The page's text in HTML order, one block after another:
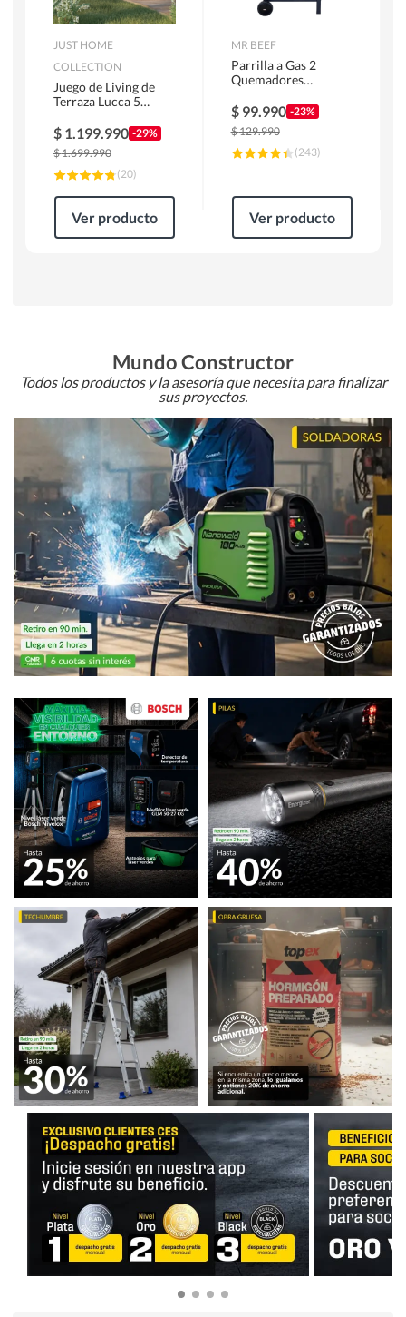
JUST HOME
COLLECTION
Juego de Living de
Terraza Lucca 5
$ 1.199.990 -29%
$1.699.990
(20)
Ver producto
MR BEEF
Parrilla a Gas 2
Quemadores
$ 99.990 -23%
$129.990
(243)
Ver producto
Mundo Constructor
Todos los productos y la asesoría que necesita para finalizar
sus proyectos.